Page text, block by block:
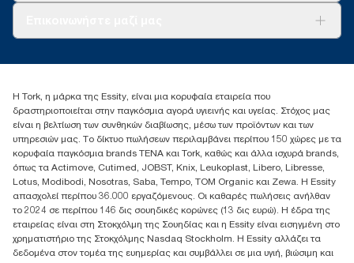
+302102705722
17th klm.National Road Athens-Lamia &2 Kalamatas
14564 N.Kifissia, Athens-Greece
Mob: +306932474930 (για Ελλάδα & Κύπρο)
Η Tork, η μάρκα της Essity, είναι μια κορυφαία εταιρεία που
δραστηριοποιείται στην παγκόσμια αγορά υγιεινής και υγείας. Στόχος μας
είναι η βελτίωση των συνθηκών διαβίωσης, μέσω των προϊόντων και των
υπηρεσιών μας. Το δίκτυο πωλήσεων περιλαμβάνει περίπου 150 χώρες με τα
κορυφαία παγκόσμια brands TENA και Tork, καθώς και άλλα ισχυρά brands,
όπως τα Actimove, Cutimed, JOBST, Knix, Leukoplast, Libero, Libresse,
Lotus, Modibodi, Nosotras, Saba, Tempo, TOM Organic και Zewa. Η Essity
απασχολεί περίπου 36.000 εργαζόμενους. Οι καθαρές πωλήσεις ανήλθαν
το 2024 σε περίπου 146 δις σουηδικές κορώνες (13 δις ευρώ). Η έδρα της
εταιρείας είναι στη Στοκχόλμη της Σουηδίας και η Essity είναι εισηγμένη στο
χρηματιστήριο της Στοκχόλμης Nasdaq Stockholm. Η Essity αλλάζει τα
δεδομένα στον τομέα της ευημερίας και συμβάλλει σε μια υγιή, βιώσιμη και